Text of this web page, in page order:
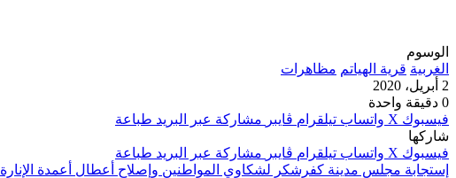
الوسوم
الغربية قرية الهياتم مظاهرات
2 أبريل، 2020
0 دقيقة واحدة
فيسبوك ‫X واتساب تيلقرام ڤايبر مشاركة عبر البريد طباعة
شاركها
فيسبوك ‫X واتساب تيلقرام ڤايبر مشاركة عبر البريد طباعة
إستجابة مجلس مدينة كفرشكر لشكاوي المواطنين وإصلاح أعطال أعمدة الإنارة